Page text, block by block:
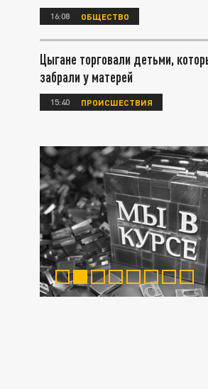
16:08 ОБЩЕСТВО
Цыгане торговали детьми,
забрали у матерей
15:40 ПРОИСШЕСТВИЯ